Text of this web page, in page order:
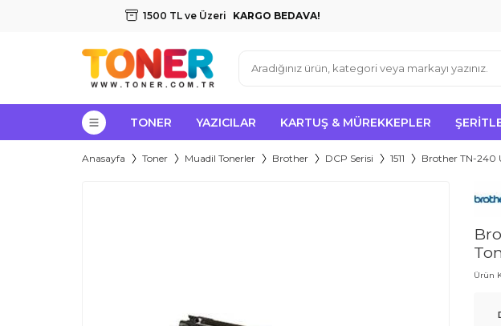
1500 TL ve Üzeri KARGO BEDAVA!
TONER YAZICILAR KARTUŞ & MÜREKKEPLER
Anasayfa Toner Muadil Tonerler Brother DCP Serisi 1511 Brother TN-240
Ürün